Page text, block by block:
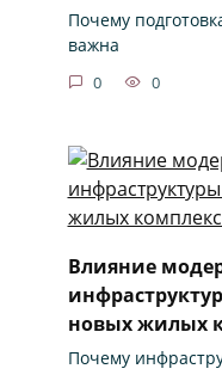
Почему
важна
0 0
Влияние
новых жилых
Почему